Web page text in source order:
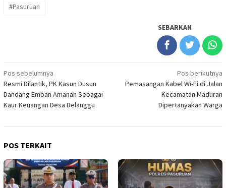
#Pasuruan
SEBARKAN
Navigasi
pos
Pos sebelumnya
Resmi Dilantik, PK Kasun Dusun
Dandang Emban Amanah Sebagai
Kaur Keuangan Desa Delanggu
Pos berikutnya
Pemasangan Kabel Wi-Fi di Jalan
Kecamatan Maduran
Dipertanyakan Warga
POS TERKAIT